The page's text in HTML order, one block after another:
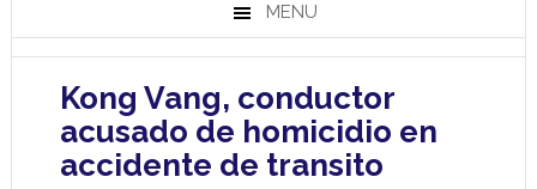
MENU
Kong Vang, conductor
acusado de homicidio en
accidente de transito